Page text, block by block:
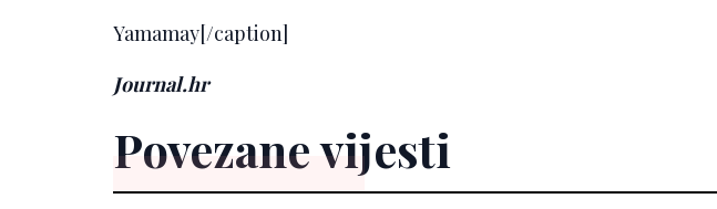
Yamamay[/caption]
Journal.hr
Povezane vijesti